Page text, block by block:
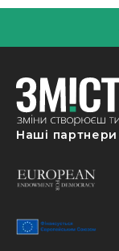
Наші партнери